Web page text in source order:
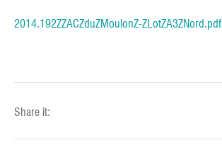
2014.192ZZACZduZMoulonZ-ZLotZA3ZNord.pdf
Share it: